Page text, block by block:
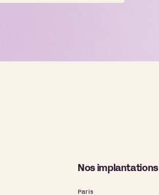
Nos implantations
Paris